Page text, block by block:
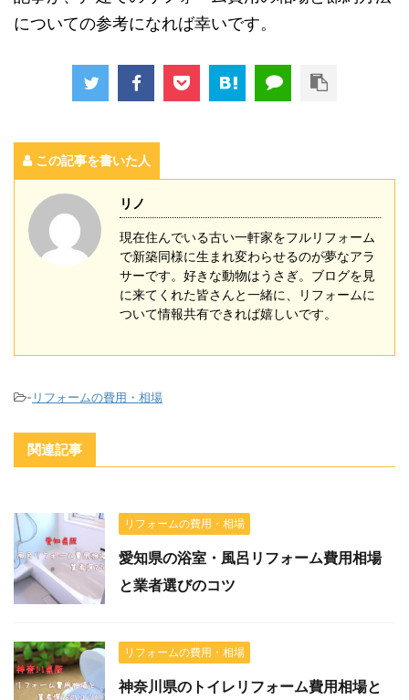
についての参考になれば幸いです。
この記事を書いた人
リノ
現在住んでいる古い一軒家をフルリフォーム
で新築同様に生まれ変わらせるのが夢なアラ
サーです。好きな動物はうさぎ。ブログを見
に来てくれた皆さんと一緒に、リフォームに
ついて情報共有できれば嬉しいです。
- リフォームの費用・相場
関連記事
リフォームの費用・相場
愛知県の浴室・風呂リフォーム費用相場
と業者選びのコツ
リフォームの費用・相場
神奈川県のトイレリフォーム費用相場と